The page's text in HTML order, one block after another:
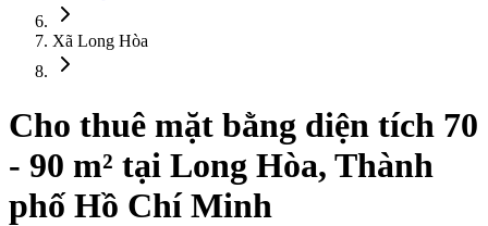
Xã Long Hòa
Cho thuê mặt bằng diện tích 70
- 90 m² tại Long Hòa, Thành
phố Hồ Chí Minh